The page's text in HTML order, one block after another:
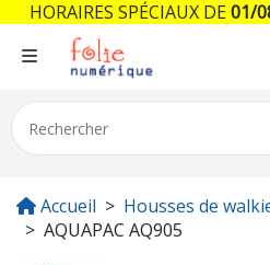
Accueil Housses de
AQUAPAC AQ905
HORAIRES SPÉCIAUX DE01/